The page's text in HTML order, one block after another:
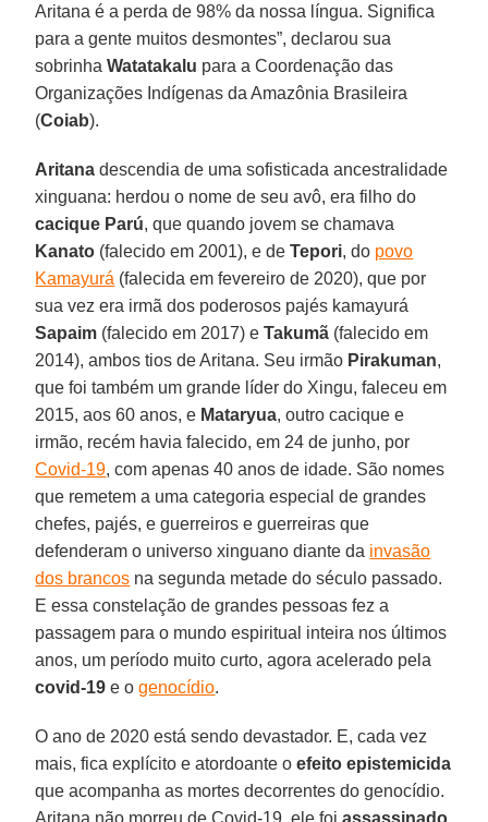
Aritana é a perda de 98% da nossa língua. Significa
para a gente muitos desmontes”, declarou sua
sobrinhaWatatakalu para a Coordenação das
Organizações Indígenas da Amazônia Brasileira
(Coiab).
Aritana descendia de uma sofisticada ancestralidade
xinguana: herdou o nome de seu avô, era filho do
cacique Parú, que quando jovem se chamava
Kanato (falecido em 2001), e deTepori, do povo
Kamayurá (falecida em fevereiro de 2020), que por
sua vez era irmã dos poderosos pajés kamayurá
Sapaim (falecido em 2017) eTakumã (falecido em
2014), ambos tios de Aritana. Seu irmão Pirakuman,
que foi também um grande líder do Xingu, faleceu em
2015, aos 60 anos, e Mataryua, outro cacique e
irmão, recém havia falecido, em 24 de junho, por
Covid-19, com apenas 40 anos de idade. São nomes
que remetem a uma categoria especial de grandes
chefes, pajés, e guerreiros e guerreiras que
defenderam o universo xinguano diante da invasão
dos brancos na segunda metade do século passado.
E essa constelação de grandes pessoas fez a
passagem para o mundo espiritual inteira nos últimos
anos, um período muito curto, agora acelerado pela
covid-19 e ogenocídio.
O ano de 2020 está sendo devastador. E, cada vez
mais, fica explícito e atordoante oefeito epistemicida
que acompanha as mortes decorrentes do genocídio.
Aritana não morreu de Covid-19, ele foiassassinado